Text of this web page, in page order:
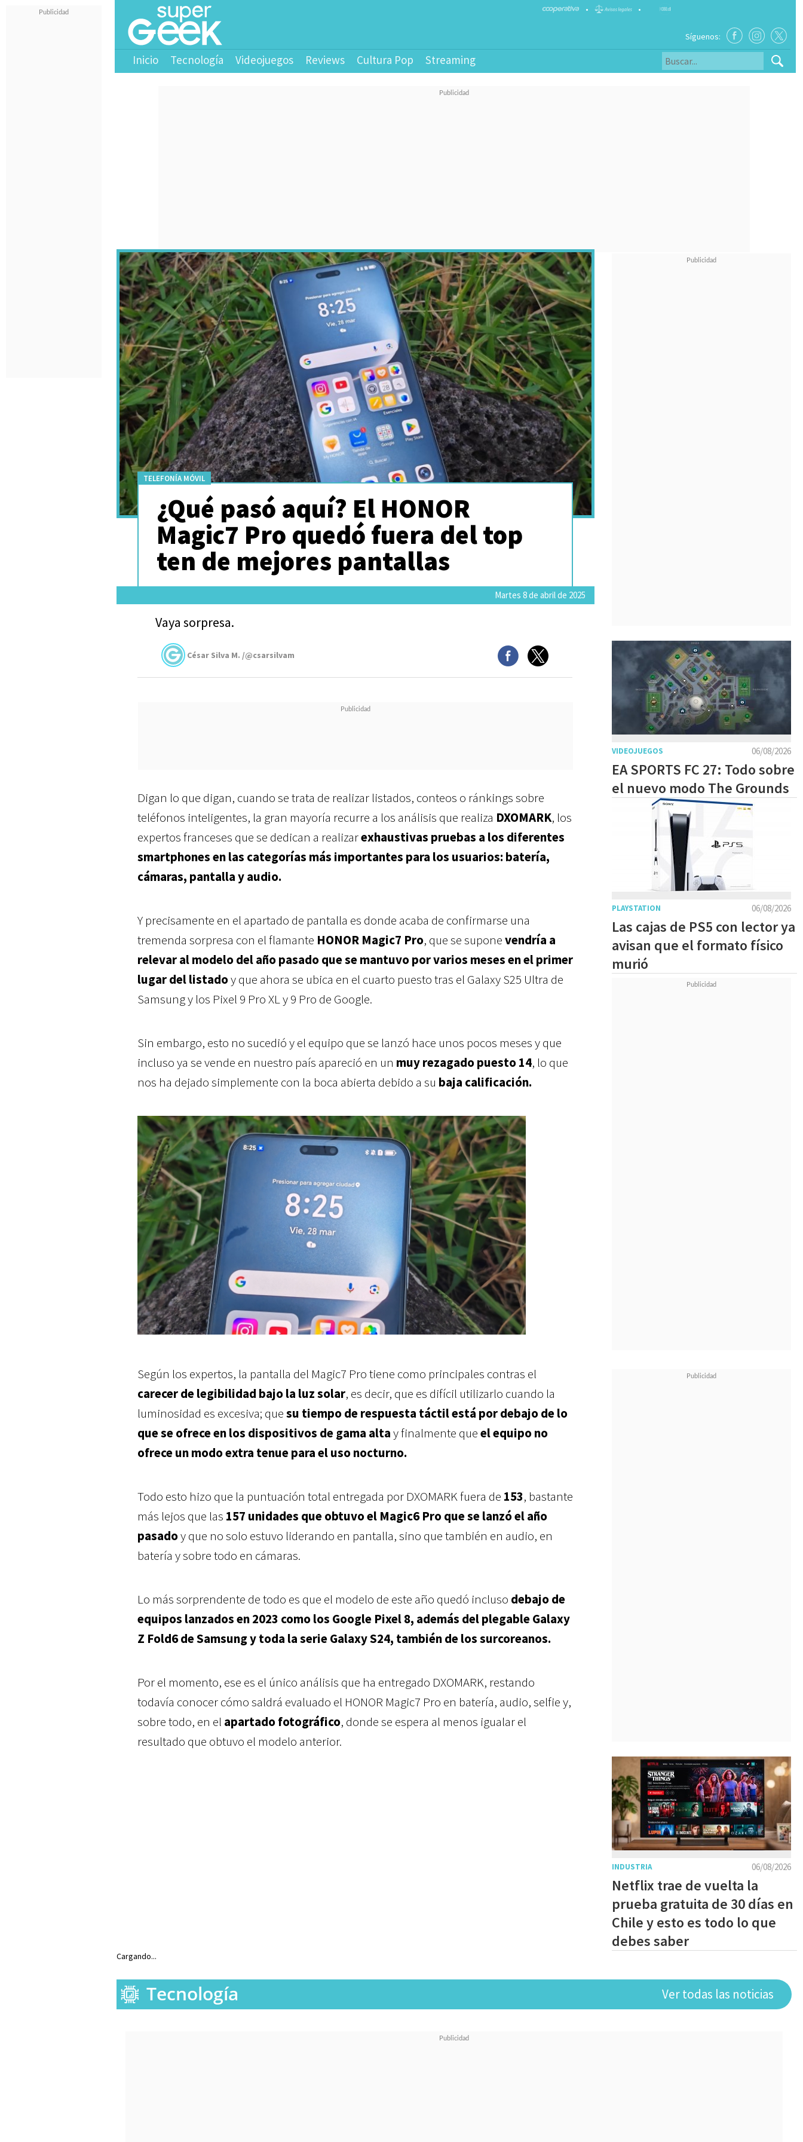
• •
Síguenos:
Inicio Tecnología Videojuegos Reviews Cultura Pop Streaming
TELEFONÍA MÓVIL
¿Qué pasó aquí? El HONOR
Magic7 Pro quedó fuera del top
ten de mejores pantallas
Martes 8 de abril de 2025
Vaya sorpresa.
César Silva M. /@csarsilvam
Digan lo que digan, cuando se trata de realizar listados, conteos o ránkings sobre
teléfonos inteligentes, la gran mayoría recurre a los análisis que realiza DXOMARK, los
expertos franceses que se dedican a realizarexhaustivas pruebas a los diferentes
smartphones en las categorías más importantes para los usuarios: batería,
cámaras, pantalla y audio.
Y precisamente en el apartado de pantalla es donde acaba de confirmarse una
tremenda sorpresa con el flamante HONOR Magic7 Pro, que se suponevendría a
relevar al modelo del año pasado que se mantuvo por varios meses en el primer
lugar del listadoy que ahora se ubica en el cuarto puesto tras el Galaxy S25 Ultra de
Samsung y los Pixel 9 Pro XL y 9 Pro de Google.
Sin embargo, esto no sucedió y el equipo que se lanzó hace unos pocos meses y que
incluso ya se vende en nuestro país apareció en un muy rezagado puesto 14, lo que
nos ha dejado simplemente con la boca abierta debido a su baja calificación.
Según los expertos, la pantalla del Magic7 Pro tiene como principales contras el
carecer de legibilidad bajo la luz solar, es decir, que es difícil utilizarlo cuando la
luminosidad es excesiva; quesu tiempo de respuesta táctil está por debajo de lo
que se ofrece en los dispositivos de gama altay finalmente queel equipo no
ofrece un modo extra tenue para el uso nocturno.
Todo esto hizo que la puntuación total entregada por DXOMARK fuera de 153, bastante
más lejos que las 157 unidades que obtuvo el Magic6 Pro que se lanzó el año
pasadoy que no solo estuvo liderando en pantalla, sino que también en audio, en
batería y sobre todo en cámaras.
Lo más sorprendente de todo es que el modelo de este año quedó incluso debajo de
equipos lanzados en 2023 como los Google Pixel 8, además del plegable Galaxy
Z Fold6 de Samsung y toda la serie Galaxy S24, también de los surcoreanos.
Por el momento, ese es el único análisis que ha entregado DXOMARK, restando
todavía conocer cómo saldrá evaluado el HONOR Magic7 Pro en batería, audio, selfie y,
sobre todo, en el apartado fotográfico, donde se espera al menos igualar el
resultado que obtuvo el modelo anterior.
06/08/2026
VIDEOJUEGOS
EA SPORTS FC 27: Todo sobre
el nuevo modo The Grounds
06/08/2026
PLAYSTATION
Las cajas de PS5 con lector ya
avisan que el formato físico
murió
06/08/2026
INDUSTRIA
Netflix trae de vuelta la
prueba gratuita de 30 días en
Chile y esto es todo lo que
debes saber
Cargando...
Ver todas las noticias
Tecnología